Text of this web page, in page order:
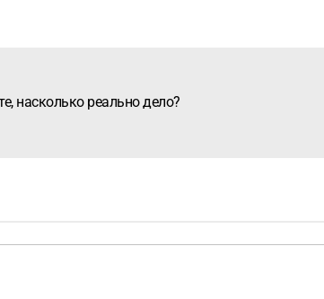
насколько реально дело?